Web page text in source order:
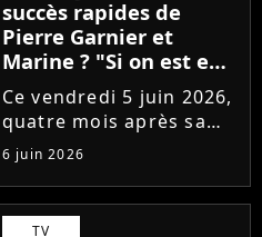
succès rapides de
Pierre Garnier et
Marine ? "Si on est en
compétition..."
Ce vendredi 5 juin 2026,
quatre mois après sa
victoire à la Star
Academy, Ambre a
dévoilé J'me demande,
son premier single. Une
6 juin 2026
TV